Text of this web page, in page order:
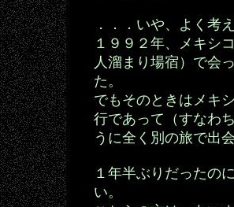
．．．いや、よく考
１９９２年、メキシ
人溜まり場宿）で会
た。
でもそのときはメキ
行であって（すなわ
うに全く別の旅で出
１年半ぶりだったの
い。